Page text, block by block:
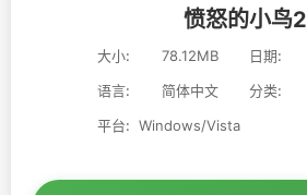
愤怒的小鸟2
大小: 78.12MB 日期:
语言:
简体中文 分类:
平台: Windows/Vista